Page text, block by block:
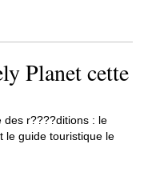
Planet cette
des r????ditions : le
le guide touristique le